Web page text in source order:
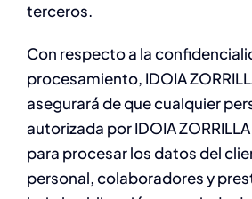
terceros.
Con respecto a la
procesamiento, IDOIA
asegurará de que cualquier
autorizada por IDOIA ZORRILLA
para procesar los datos del
personal, colaboradores y